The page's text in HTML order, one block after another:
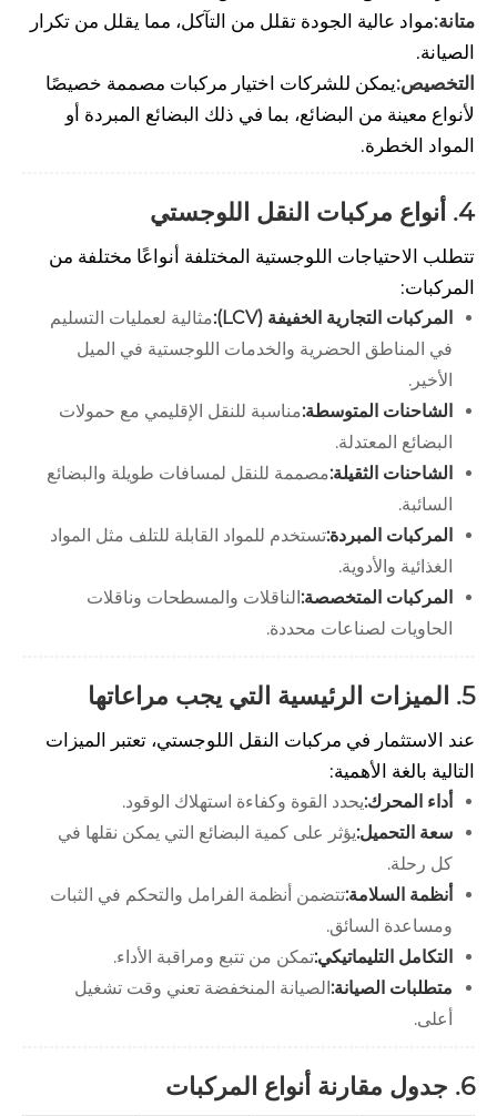
متانة:مواد عالية الجودة تقلل من التآكل، مما يقلل من تكرار
الصيانة.
التخصيص:يمكن للشركات اختيار مركبات مصممة خصيصًا
لأنواع معينة من البضائع، بما في ذلك البضائع المبردة أو
المواد الخطرة.
4. أنواع مركبات النقل اللوجستي
تتطلب الاحتياجات اللوجستية المختلفة أنواعًا مختلفة من
المركبات:
المركبات التجارية الخفيفة (LCV):
مثالية لعمليات التسليم
في المناطق الحضرية والخدمات اللوجستية في الميل
الأخير.
الشاحنات المتوسطة:مناسبة للنقل الإقليمي مع حمولات
البضائع المعتدلة.
الشاحنات الثقيلة:مصممة للنقل لمسافات طويلة والبضائع
السائبة.
المركبات المبردة:تستخدم للمواد القابلة للتلف مثل المواد
الغذائية والأدوية.
المركبات المتخصصة: الناقلات والمسطحات وناقلات
الحاويات لصناعات محددة.
5. الميزات الرئيسية التي يجب مراعاتها
عند الاستثمار في مركبات النقل اللوجستي، تعتبر الميزات
التالية بالغة الأهمية:
أداء المحرك:يحدد القوة وكفاءة استهلاك الوقود.
سعة التحميل:يؤثر على كمية البضائع التي يمكن نقلها في
كل رحلة.
أنظمة السلامة:تتضمن أنظمة الفرامل والتحكم في الثبات
ومساعدة السائق.
التكامل التليماتيكي:تمكن من تتبع ومراقبة الأداء.
متطلبات الصيانة: الصيانة المنخفضة تعني وقت تشغيل
أعلى.
6. جدول مقارنة أنواع المركبات